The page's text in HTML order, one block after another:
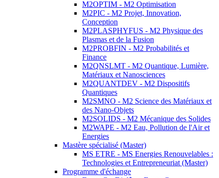
M2OPTIM - M2 Optimisation
M2PIC - M2 Projet, Innovation,
Conception
M2PLASPHYFUS - M2 Physique des
Plasmas et de la Fusion
M2PROBFIN - M2 Probabilités et
Finance
M2QNSLMT - M2 Quantique, Lumière,
Matériaux et Nanosciences
M2QUANTDEV - M2 Dispositifs
Quantiques
M2SMNO - M2 Science des Matériaux et
des Nano-Objets
M2SOLIDS - M2 Mécanique des Solides
M2WAPE - M2 Eau, Pollution de l'Air et
Energies
Mastère spécialisé (Master)
MS ETRE - MS Energies Renouvelables :
Technologies et Entrepreneuriat (Master)
Programme d'échange